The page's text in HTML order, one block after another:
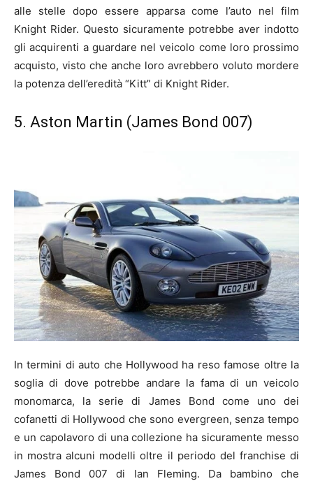
alle stelle dopo essere apparsa come l’auto nel film
Knight Rider. Questo sicuramente potrebbe aver indotto
gli acquirenti a guardare nel veicolo come loro prossimo
acquisto, visto che anche loro avrebbero voluto mordere
la potenza dell’eredità “Kitt” di Knight Rider.
5. Aston Martin (James Bond 007)
In termini di auto che Hollywood ha reso famose oltre la
soglia di dove potrebbe andare la fama di un veicolo
monomarca, la serie di James Bond come uno dei
cofanetti di Hollywood che sono evergreen, senza tempo
e un capolavoro di una collezione ha sicuramente messo
in mostra alcuni modelli oltre il periodo del franchise di
James Bond 007 di Ian Fleming. Da bambino che